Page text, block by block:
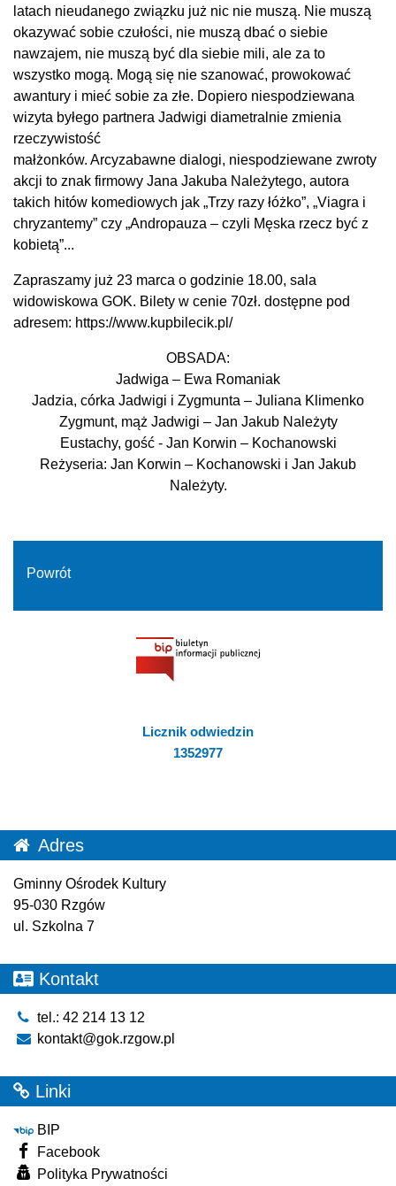
latach nieudanego związku już nic nie muszą. Nie muszą
okazywać sobie czułości, nie muszą dbać o siebie
nawzajem, nie muszą być dla siebie mili, ale za to
wszystko mogą. Mogą się nie szanować, prowokować
awantury i mieć sobie za złe. Dopiero niespodziewana
wizyta byłego partnera Jadwigi diametralnie zmienia
rzeczywistość
małżonków. Arcyzabawne dialogi, niespodziewane zwroty
akcji to znak firmowy Jana Jakuba Należytego, autora
takich hitów komediowych jak „Trzy razy łóżko”, „Viagra i
chryzantemy” czy „Andropauza – czyli Męska rzecz być z
kobietą”...
Zapraszamy już 23 marca o godzinie 18.00, sala
widowiskowa GOK. Bilety w cenie 70zł. dostępne pod
adresem: https://www.kupbilecik.pl/
OBSADA:
Jadwiga – Ewa Romaniak
Jadzia, córka Jadwigi i Zygmunta – Juliana Klimenko
Zygmunt, mąż Jadwigi – Jan Jakub Należyty
Eustachy, gość - Jan Korwin – Kochanowski
Reżyseria: Jan Korwin – Kochanowski i Jan Jakub
Należyty.
Powrót
Licznik odwiedzin
1352977
Adres
Gminny Ośrodek Kultury
95-030 Rzgów
ul. Szkolna 7
Kontakt
tel.: 42 214 13 12
kontakt@gok.rzgow.pl
Linki
BIP
Facebook
Polityka Prywatności